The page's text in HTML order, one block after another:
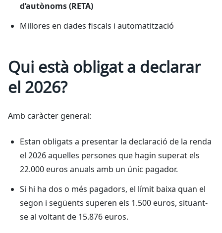
d’autònoms (RETA)
Millores en dades fiscals i automatització
Qui està obligat a declarar
el 2026?
Amb caràcter general:
Estan obligats a presentar la declaració de la renda
el 2026 aquelles persones que hagin superat els
22.000 euros anuals amb un únic pagador.
Si hi ha dos o més pagadors, el límit baixa quan el
segon i següents superen els 1.500 euros, situant-
se al voltant de 15.876 euros.